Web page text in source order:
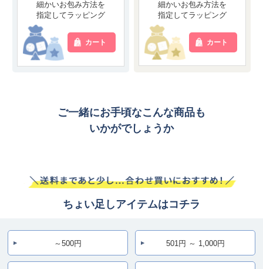
細かいお包み方法を
指定してラッピング
カート
細かいお包み方法を
指定してラッピング
カート
ご一緒にお手頃なこんな商品も
いかがでしょうか
ちょい足しアイテムはコチラ
～500円 501円 ～ 1,000円